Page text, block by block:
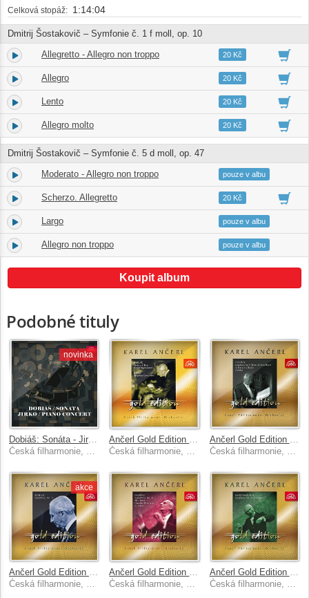
Celková stopáž: 1:14:04
Dmitrij Šostakovič – Symfonie č. 1 f moll, op. 10
1. Allegretto - Allegro non troppo 07:4720 Kč
2. Allegro 04:5520 Kč
3. Lento 09:0420 Kč
4. Allegro molto 09:1120 Kč
Dmitrij Šostakovič – Symfonie č. 5 d moll, op. 47
5. Moderato - Allegro non troppo 14:17
pouze v albu
6. Scherzo. Allegretto 05:3320 Kč
7. Largo 13:00
pouze v albu
8. Allegro non troppo 10:17
pouze v albu
Koupit album
Podobné tituly
novinka
akce
Ančerl Gold Edition 33. Mahler: Symfonie č. 9 D dur
Česká filharmonie, Karel Ančerl
Ančerl Gold Edition 19. Dvořák: Symfonie č. 6 D dur, Můj domov, Husitská, Karneval
Česká filharmonie, Karel Ančerl
Ančerl Gold Edition 23. Šostakovič: Symfonie č. 7 Leningradská
Česká filharmonie, Karel Ančerl